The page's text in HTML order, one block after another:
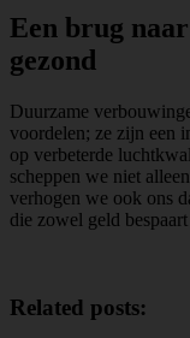
Een brug
gezond
Duurzame
voordelen; ze zijn een
op verbeterde
scheppen we niet
verhogen we ook ons
die zowel geld
Related posts: